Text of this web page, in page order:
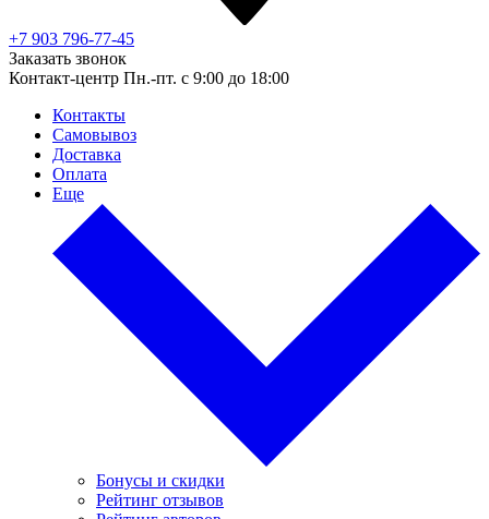
+7 903 796-77-45
Заказать звонок
Контакт-центр Пн.-пт. с 9:00 до 18:00
Контакты
Самовывоз
Доставка
Оплата
Еще
Бонусы и скидки
Рейтинг отзывов